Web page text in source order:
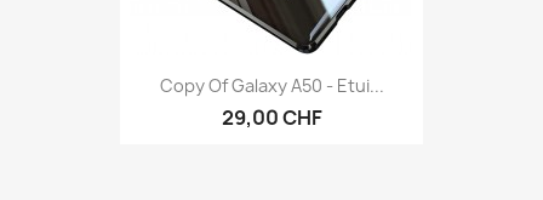
Copy Of Galaxy A50 - Etui...
29,00 CHF